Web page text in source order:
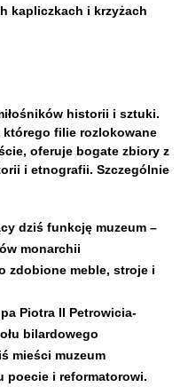
kapliczkach i krzyżach
historii i sztuki.
którego filie rozlokowane
oferuje bogate zbiory z
i etnografii. Szczególnie
dziś funkcję muzeum –
monarchii
zdobione meble, stroje i
Piotra II Petrowicia-
bilardowego
mieści muzeum
poecie i reformatorowi.